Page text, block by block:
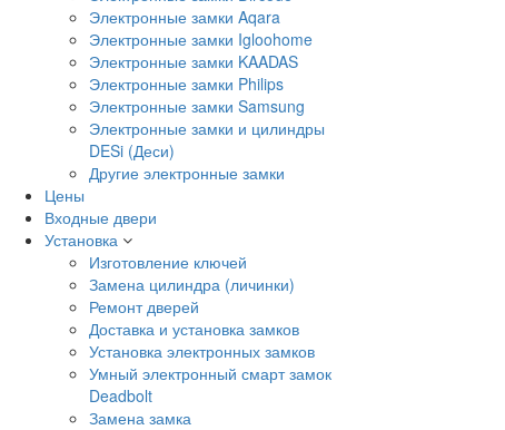
Электронные замки Aqara
Электронные замки Igloohome
Электронные замки KAADAS
Электронные замки Philips
Электронные замки Samsung
Электронные замки и цилиндры
DESi (Деси)
Другие электронные замки
Цены
Входные двери
Установка
Изготовление ключей
Замена цилиндра (личинки)
Ремонт дверей
Доставка и установка замков
Установка электронных замков
Умный электронный смарт замок
Deadbolt
Замена замка